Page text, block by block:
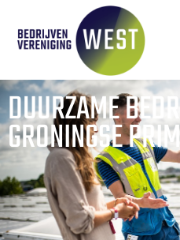
DUURZAME
GRONINGSE